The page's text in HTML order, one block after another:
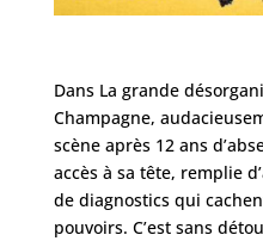
Dans La grande
Champagne,
scène après 12 ans
accès à sa tête, remplie
de diagnostics qui
pouvoirs. C’est sans